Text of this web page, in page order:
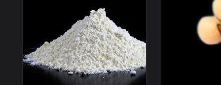
Молочные
Что
молочные
что